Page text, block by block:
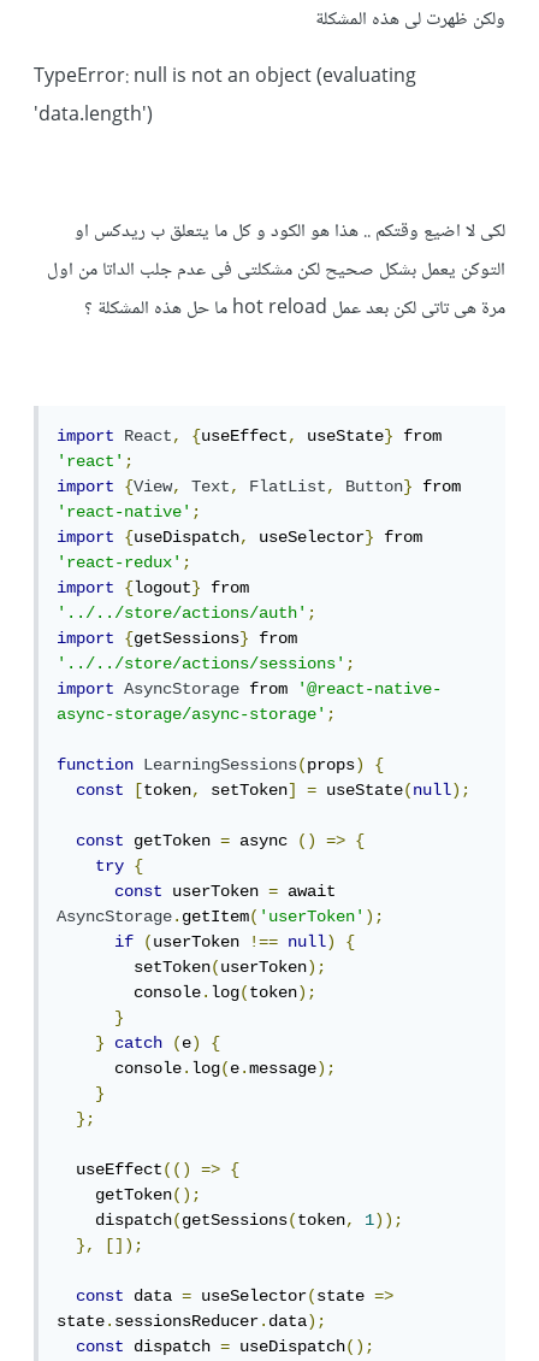
ولكن ظهرت لى هذه المشكلة
TypeError: null is not an object (evaluating
'data.length')
لكى لا اضيع وقتكم .. هذا هو الكود و كل ما يتعلق ب ريدكس او
التوكن يعمل بشكل صحيح لكن مشكلتى فى عدم جلب الداتا من اول
مرة هى تاتى لكن بعد عمل hot reload ما حل هذه المشكلة ؟
import React, {useEffect, useState}
'react';
import
{View, Text, FlatList, Button}
'react-native';
import
{useDispatch, useSelector}
'react-redux';
import
{logout}
'../../store/actions/auth';
import
{getSessions}
'../../store/actions/sessions';
import
AsyncStorage from '@react-native-
async-storage/async-storage';
function LearningSessions(props)
{
const
[token, setToken] = useState(null);
const getToken = async () =>
{
try
{
const
userToken =
AsyncStorage.getItem('userToken');
if
(userToken !== null)
{
        setToken
(userToken);
        console
.log(token);
}
}
catch (e)
{
      console
.log(e.message);
}
};
  useEffect
(() =>
{
    getToken
();
    dispatch
(getSessions(token, 1));
},
[]);
const data = useSelector(state =>
state.sessionsReducer.data);
const
dispatch = useDispatch();